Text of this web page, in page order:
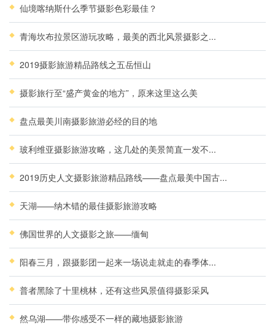
仙境喀纳斯什么季节摄影色彩最佳？
青海坎布拉景区游玩攻略，最美的西北风景摄影之...
2019摄影旅游精品路线之五岳恒山
摄影旅行至“盛产黄金的地方”，原来这里这么美
盘点最美川南摄影旅游必经的目的地
玻利维亚摄影旅游攻略，这几处的美景简直一发不...
2019历史人文摄影旅游精品路线——盘点最美中国古...
天湖——纳木错的最佳摄影旅游攻略
佛国世界的人文摄影之旅——缅甸
阳春三月，跟摄影团一起来一场说走就走的春季体...
普者黑除了十里桃林，还有这些风景值得摄影采风
然乌湖——带你感受不一样的藏地摄影旅游